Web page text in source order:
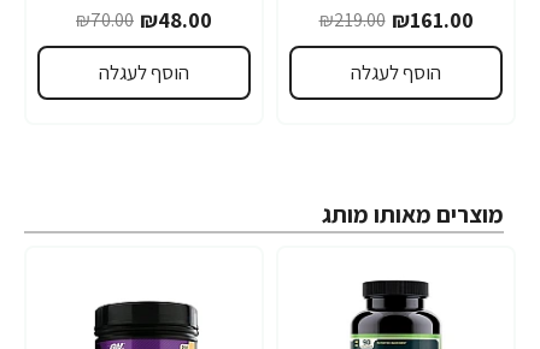
₪161.00
₪219.00
הוסף לעגלה
₪48.00
₪70.00
הוסף לעגלה
מוצרים מאותו מותג